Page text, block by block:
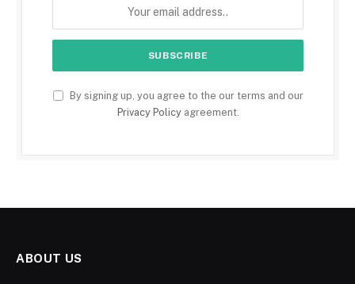
By signing up, you agree to the our terms and our
Privacy Policyagreement.
ABOUT US